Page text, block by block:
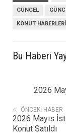
GÜNCEL
KONUT HABERLERI
Bu Haberi
2026
ÖNCEKI HABER
2026 Mayıs
Konut Satıldı